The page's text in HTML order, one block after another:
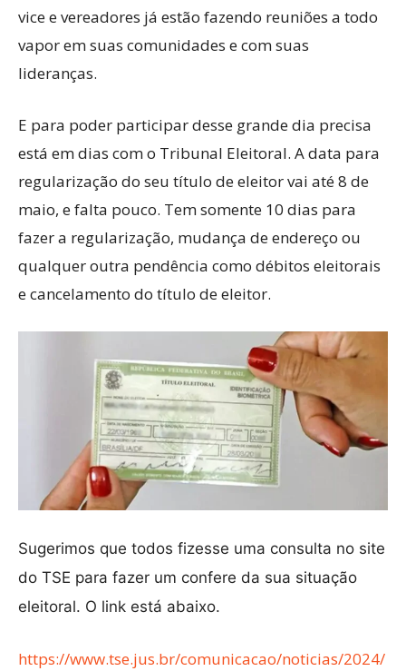
vice e vereadores já estão fazendo reuniões a todo
vapor em suas comunidades e com suas
lideranças.
E para poder participar desse grande dia precisa
está em dias com o Tribunal Eleitoral. A data para
regularização do seu título de eleitor vai até 8 de
maio, e falta pouco. Tem somente 10 dias para
fazer a regularização, mudança de endereço ou
qualquer outra pendência como débitos eleitorais
e cancelamento do título de eleitor.
Sugerimos que todos fizesse uma consulta no site
do TSE para fazer um confere da sua situação
eleitoral. O link está abaixo.
https://www.tse.jus.br/comunicacao/noticias/2024/